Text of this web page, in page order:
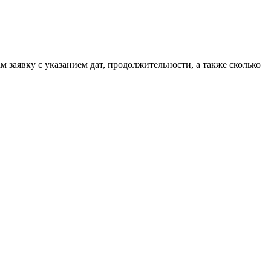
с указанием дат, продолжительности, а также сколько